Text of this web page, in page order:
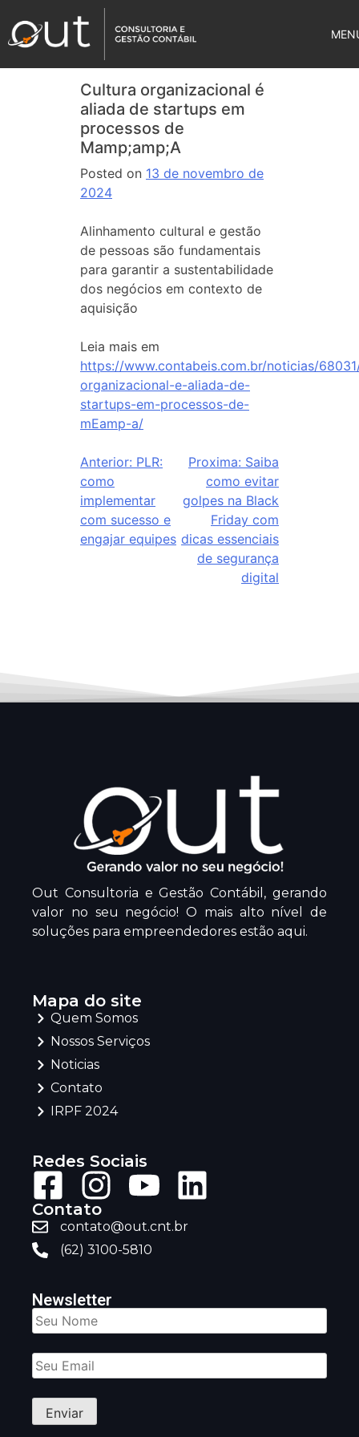
Cultura organizacional é
aliada de startups em
processos de
Mamp;amp;A
Posted on 13 de novembro de
2024
Alinhamento cultural e gestão
de pessoas são fundamentais
para garantir a sustentabilidade
dos negócios em contexto de
aquisição
Leia mais em
https://www.contabeis.com.br/noticias/
organizacional-e-aliada-de-
startups-em-processos-de-
mEamp-a/
Anterior: PLR:
como
implementar
com sucesso e
engajar equipes
Proxima: Saiba
como evitar
golpes na Black
Friday com
dicas essenciais
de segurança
digital
Out Consultoria e Gestão Contábil, gerando
valor no seu negócio! O mais alto nível de
soluções para empreendedores estão aqui.
Mapa do site
Quem Somos
Nossos Serviços
Noticias
Contato
IRPF 2024
Redes Sociais
Contato
contato@out.cnt.br
(62) 3100-5810
Newsletter